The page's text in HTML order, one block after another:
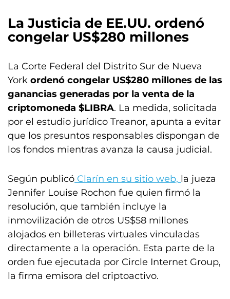
La Justicia de EE.UU. ordenó
congelar US$280 millones
La Corte Federal del Distrito Sur de Nueva
York ordenó congelar US$280 millones de las
ganancias generadas por la venta de la
criptomoneda $LIBRA. La medida, solicitada
por el estudio jurídico Treanor, apunta a evitar
que los presuntos responsables dispongan de
los fondos mientras avanza la causa judicial.
Según publicó Clarín en su sitio web, la jueza
Jennifer Louise Rochon fue quien firmó la
resolución, que también incluye la
inmovilización de otros US$58 millones
alojados en billeteras virtuales vinculadas
directamente a la operación. Esta parte de la
orden fue ejecutada por Circle Internet Group,
la firma emisora del criptoactivo.